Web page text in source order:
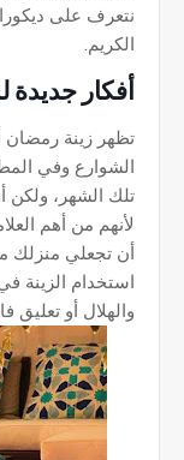
نتعرف على
الكريم.
أفكار جديدة
تظهر زينة رمضان
الشوارع وفي
تلك الشهر، ولكن
لأنهم من أهم
أن تجعلي منزلك
استخدام الزينة
والهلال أو